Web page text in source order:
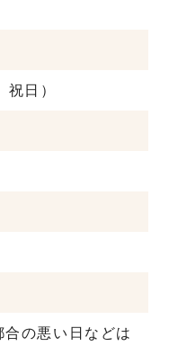
日）
の悪い日などは